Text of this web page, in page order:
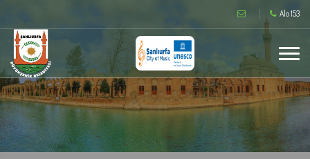
Alo 153